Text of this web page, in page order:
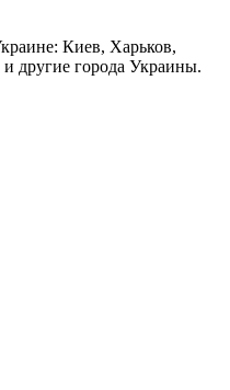
Киев, Харьков,
другие города Украины.